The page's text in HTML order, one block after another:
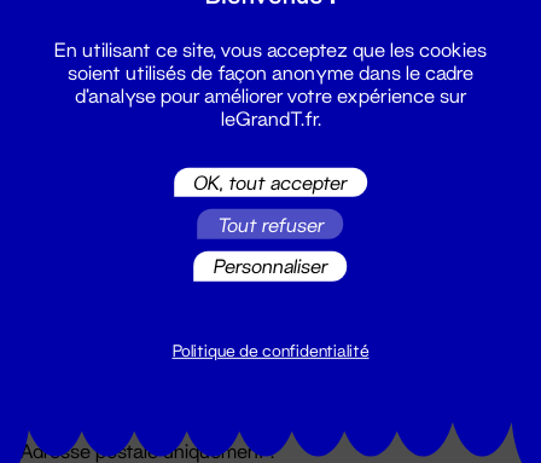
Du lundi au vendredi 14h → 18h
Adresse postale uniquement :
En utilisant ce site, vous acceptez que les cookies
soient utilisés de façon anonyme dans le cadre
d'analyse pour améliorer votre expérience sur
leGrandT.fr.
OK, tout accepter
Tout refuser
Personnaliser
Politique de confidentialité